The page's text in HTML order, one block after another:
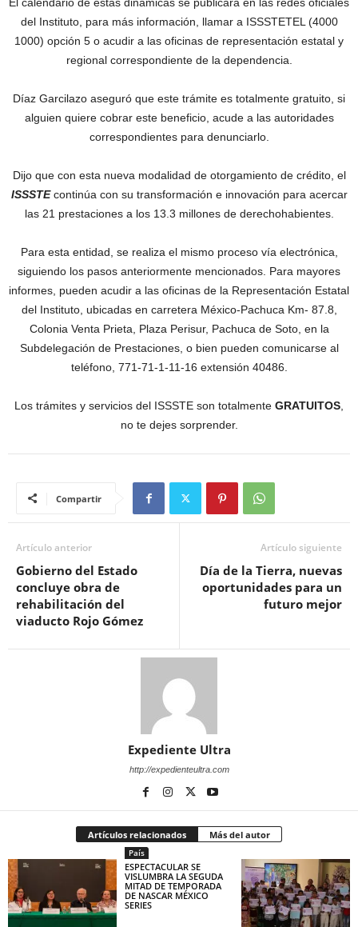
del Instituto, para más información, llamar a ISSSTETEL (4000
1000) opción 5 o acudir a las oficinas de representación estatal y
regional correspondiente de la dependencia.
Díaz Garcilazo aseguró que este trámite es totalmente gratuito, si
alguien quiere cobrar este beneficio, acude a las autoridades
correspondientes para denunciarlo.
Dijo que con esta nueva modalidad de otorgamiento de crédito, el
ISSSTEcontinúa con su transformación e innovación para acercar
las 21 prestaciones a los 13.3 millones de derechohabientes.
Para esta entidad, se realiza el mismo proceso vía electrónica,
siguiendo los pasos anteriormente mencionados. Para mayores
informes, pueden acudir a las oficinas de la Representación Estatal
del Instituto, ubicadas en carretera México-Pachuca Km- 87.8,
Colonia Venta Prieta, Plaza Perisur, Pachuca de Soto, en la
Subdelegación de Prestaciones, o bien pueden comunicarse al
teléfono, 771-71-1-11-16 extensión 40486.
Los trámites y servicios del ISSSTE son totalmente GRATUITOS
no te dejes sorprender.
Compartir
Artículo anterior
Gobierno del Estado
concluye obra de
rehabilitación del
viaducto Rojo Gómez
Artículo siguiente
Día de la Tierra, nuevas
oportunidades para un
futuro mejor
Expediente Ultra
http://expedienteultra.com
Artículos relacionados Más del autor
País
ESPECTACULAR SE
VISLUMBRA LA SEGUDA
MITAD DE TEMPORADA
DE NASCAR MÉXICO
SERIES